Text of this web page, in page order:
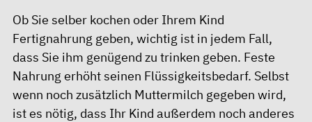
Ob Sie selber kochen oder Ihrem Kind
Fertignahrung geben, wichtig ist in jedem Fall,
dass Sie ihm genügend zu trinken geben. Feste
Nahrung erhöht seinen Flüssigkeitsbedarf. Selbst
wenn noch zusätzlich Muttermilch gegeben wird,
ist es nötig, dass Ihr Kind außerdem noch anderes